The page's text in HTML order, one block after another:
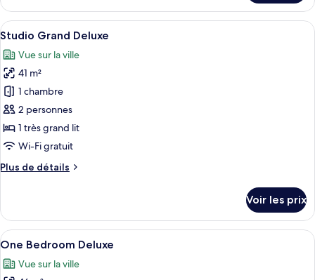
le
type
de
Two
Bedroom
Suite
Afficher
toutes
les
photos
pour
ce
type
de
chambre :
Studio
Une chambre d’hôtel moderne
25
Studio Grand Deluxe
Vue sur la ville
41 m²
1 chambre
2 personnes
1 très grand lit
Wi-Fi gratuit
Plus de détails
Plus
le
type
de
Studio
Voir les prix
Afficher
toutes
les
One Bedroom Deluxe | Literie de
26
One Bedroom Deluxe
Vue sur la ville